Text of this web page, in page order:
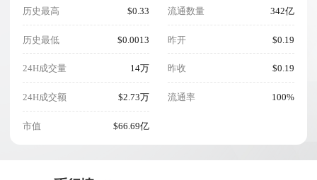
历史最高 $0.33
历史最低 $0.0013
24H成交量 14万
24H成交额 $2.73万
市值 $66.69亿
流通数量 342亿
昨开 $0.19
昨收 $0.19
流通率 100%